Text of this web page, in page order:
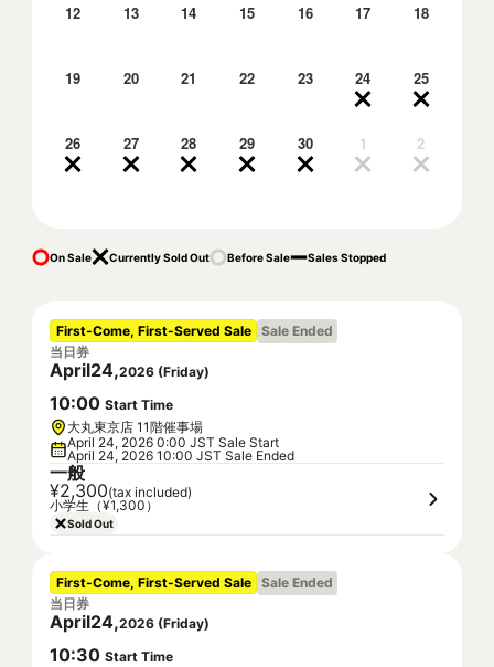
12 13 14 15 16 17 18
19 20 21 22 23 24 25
26 27 28 29 30 1 2
On Sale Currently Sold Out Before Sale Sales Stopped
First-Come, First-Served Sale Sale Ended
当日券
April24,2026 (Friday)
10:00 Start Time
大丸東京店 11階催事場
April 24, 2026 0:00 JST Sale Start
April 24, 2026 10:00 JST Sale Ended
一般
¥2,300(tax included)
小学生（¥1,300）
Sold Out
First-Come, First-Served Sale Sale Ended
当日券
April24,2026 (Friday)
10:30 Start Time